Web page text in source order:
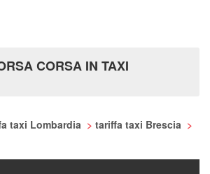
CORSA IN TAXI
taxi Lombardia > tariffa taxi Brescia >